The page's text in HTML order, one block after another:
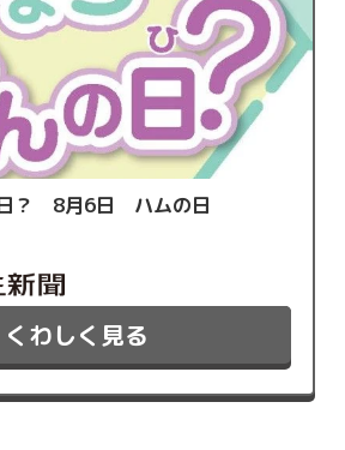
？ 8月6日 ハムの日
くわしく見る